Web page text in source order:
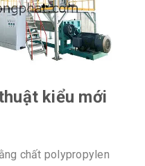
kiểu mới
chất polypropylen